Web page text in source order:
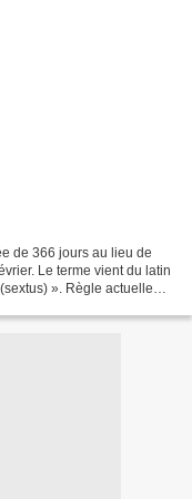
de 366 jours au lieu de
Le terme vient du latin
». Règle actuelle